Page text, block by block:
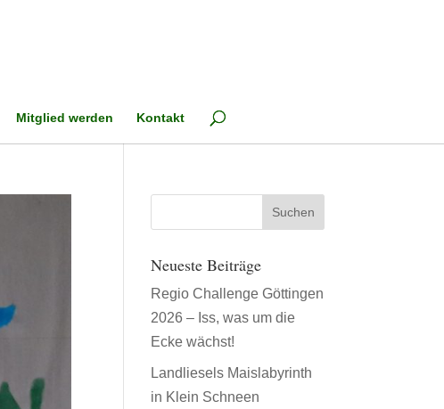
Mitglied werden Kontakt
Neueste Beiträge
Regio Challenge Göttingen
2026 – Iss, was um die
Ecke wächst!
Landliesels Maislabyrinth
in Klein Schneen